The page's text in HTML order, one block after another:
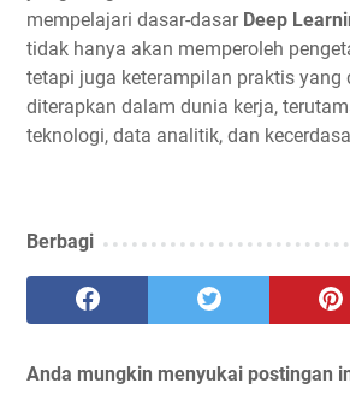
mempelajari dasar-dasar Deep
tidak hanya akan memperoleh
tetapi juga keterampilan praktis yang
diterapkan dalam dunia kerja,
teknologi, data analitik, dan
Berbagi
Anda mungkin menyukai postingan